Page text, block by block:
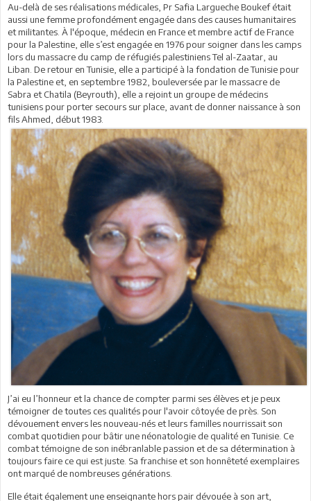
Au-delà de ses réalisations médicales, Pr Safia Largueche Boukef était
aussi une femme profondément engagée dans des causes humanitaires
et militantes. À l'époque, médecin en France et membre actif de France
pour la Palestine, elle s’est engagée en 1976 pour soigner dans les camps
lors du massacre du camp de réfugiés palestiniens Tel al-Zaatar, au
Liban. De retour en Tunisie, elle a participé à la fondation de Tunisie pour
la Palestine et, en septembre 1982, bouleversée par le massacre de
Sabra et Chatila (Beyrouth), elle a rejoint un groupe de médecins
tunisiens pour porter secours sur place, avant de donner naissance à son
fils Ahmed, début 1983.
J’ai eu l’honneur et la chance de compter parmi ses élèves et je peux
témoigner de toutes ces qualités pour l'avoir côtoyée de près. Son
dévouement envers les nouveau-nés et leurs familles nourrissait son
combat quotidien pour bâtir une néonatologie de qualité en Tunisie. Ce
combat témoigne de son inébranlable passion et de sa détermination à
toujours faire ce qui est juste. Sa franchise et son honnêteté exemplaires
ont marqué de nombreuses générations.
Elle était également une enseignante hors pair dévouée à son art,